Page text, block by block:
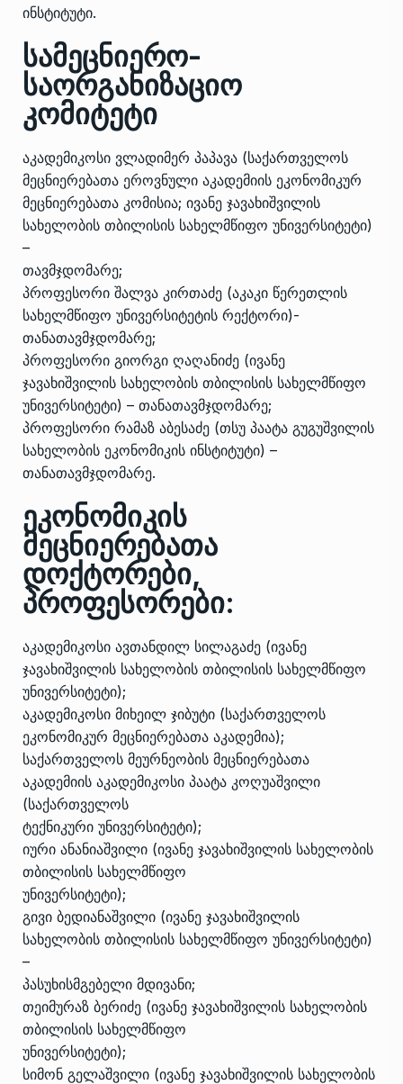
ინსტიტუტი.
სამეცნიერო-
საორგანიზაციო
კომიტეტი
აკადემიკოსი ვლადიმერ პაპავა (საქართველოს
მეცნიერებათა ეროვნული აკადემიის ეკონომიკურ
მეცნიერებათა კომისია; ივანე ჯავახიშვილის
სახელობის თბილისის სახელმწიფო უნივერსიტეტი)
–
თავმჯდომარე;
პროფესორი შალვა კირთაძე (აკაკი წერეთლის
სახელმწიფო უნივერსიტეტის რექტორი)-
თანათავმჯდომარე;
პროფესორი გიორგი ღაღანიძე (ივანე
ჯავახიშვილის სახელობის თბილისის სახელმწიფო
უნივერსიტეტი) – თანათავმჯდომარე;
პროფესორი რამაზ აბესაძე (თსუ პაატა გუგუშვილის
სახელობის ეკონომიკის ინსტიტუტი) –
თანათავმჯდომარე.
ეკონომიკის
მეცნიერებათა
დოქტორები,
პროფესორები:
აკადემიკოსი ავთანდილ სილაგაძე (ივანე
ჯავახიშვილის სახელობის თბილისის სახელმწიფო
უნივერსიტეტი);
აკადემიკოსი მიხეილ ჯიბუტი (საქართველოს
ეკონომიკურ მეცნიერებათა აკადემია);
საქართველოს მეურნეობის მეცნიერებათა
აკადემიის აკადემიკოსი პაატა კოღუაშვილი
(საქართველოს
ტექნიკური უნივერსიტეტი);
იური ანანიაშვილი (ივანე ჯავახიშვილის სახელობის
თბილისის სახელმწიფო
უნივერსიტეტი);
გივი ბედიანაშვილი (ივანე ჯავახიშვილის
სახელობის თბილისის სახელმწიფო უნივერსიტეტი)
–
პასუხისმგებელი მდივანი;
თეიმურაზ ბერიძე (ივანე ჯავახიშვილის სახელობის
თბილისის სახელმწიფო
უნივერსიტეტი);
სიმონ გელაშვილი (ივანე ჯავახიშვილის სახელობის